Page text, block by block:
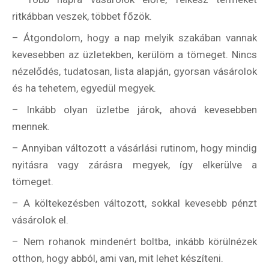
Felhasználási feltételek
ritkábban veszek, többet főzök.
– Átgondolom, hogy a nap melyik szakában vannak
kevesebben az üzletekben, kerülöm a tömeget. Nincs
nézelődés, tudatosan, lista alapján, gyorsan vásárolok
és ha tehetem, egyedül megyek.
– Inkább olyan üzletbe járok, ahová kevesebben
mennek.
– Annyiban változott a vásárlási rutinom, hogy mindig
nyitásra vagy zárásra megyek, így elkerülve a
tömeget.
– A költekezésben változott, sokkal kevesebb pénzt
vásárolok el.
– Nem rohanok mindenért boltba, inkább körülnézek
otthon, hogy abból, ami van, mit lehet készíteni.